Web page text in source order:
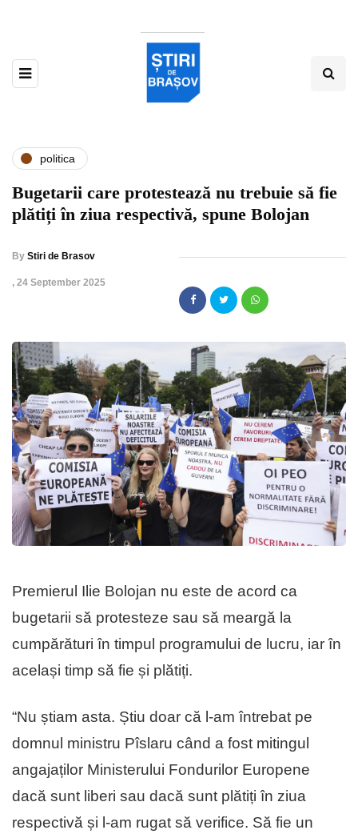
politica
Bugetarii care protestează nu trebuie să fie
plătiți în ziua respectivă, spune Bolojan
By Stiri de Brasov
, 24 September 2025
Premierul Ilie Bolojan nu este de acord ca
bugetarii să protesteze sau să meargă la
cumpărături în timpul programului de lucru, iar în
același timp să fie și plătiți.
“Nu știam asta. Știu doar că l-am întrebat pe
domnul ministru Pîslaru când a fost mitingul
angajaților Ministerului Fondurilor Europene
dacă sunt liberi sau dacă sunt plătiți în ziua
respectivă și l-am rugat să verifice. Să fie un